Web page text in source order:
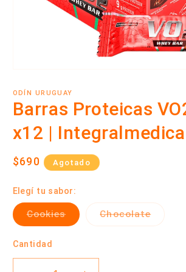
multimedia
1
en
ventana
modal
ODÍN URUGUAY
Barras Proteicas
x12 | Integralmedica
Precio
$690 Agotado
Elegí tu sabor:
CookiesVariante
agotada
Chocolate
agotada
Cantidad